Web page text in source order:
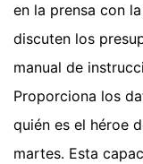
en la prensa con
discuten los
manual de
Proporciona los
quién es el héroe
martes. Esta